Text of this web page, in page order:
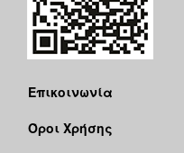
Επικοινωνία
Όροι Χρήσης